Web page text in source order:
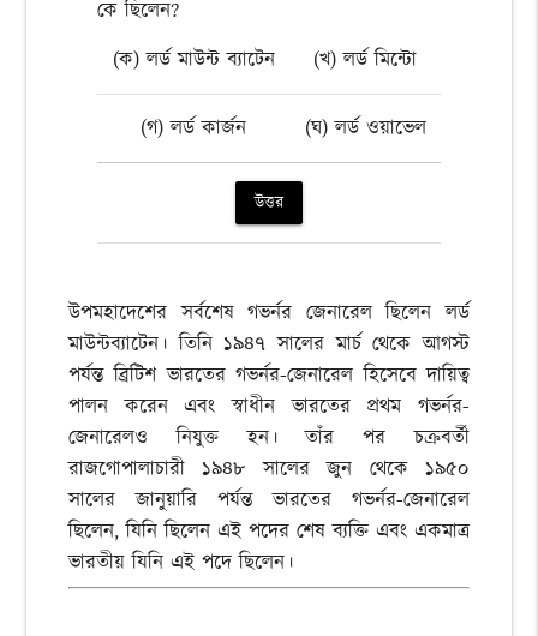
কে ছিলেন?
(ক) লর্ড মাউন্ট ব্যাটেন
(খ) লর্ড মিন্টো
(গ) লর্ড কার্জন (ঘ) লর্ড ওয়াভেল
উত্তর
উপমহাদেশের সর্বশেষ গভর্নর জেনারেল ছিলেন লর্ড
মাউন্টব্যাটেন। তিনি ১৯৪৭ সালের মার্চ থেকে আগস্ট
পর্যন্ত ব্রিটিশ ভারতের গভর্নর-জেনারেল হিসেবে দায়িত্ব
পালন করেন এবং স্বাধীন ভারতের প্রথম গভর্নর-
জেনারেলও নিযুক্ত হন। তাঁর পর চক্রবর্তী
রাজগোপালাচারী ১৯৪৮ সালের জুন থেকে ১৯৫০
সালের জানুয়ারি পর্যন্ত ভারতের গভর্নর-জেনারেল
ছিলেন, যিনি ছিলেন এই পদের শেষ ব্যক্তি এবং একমাত্র
ভারতীয় যিনি এই পদে ছিলেন।